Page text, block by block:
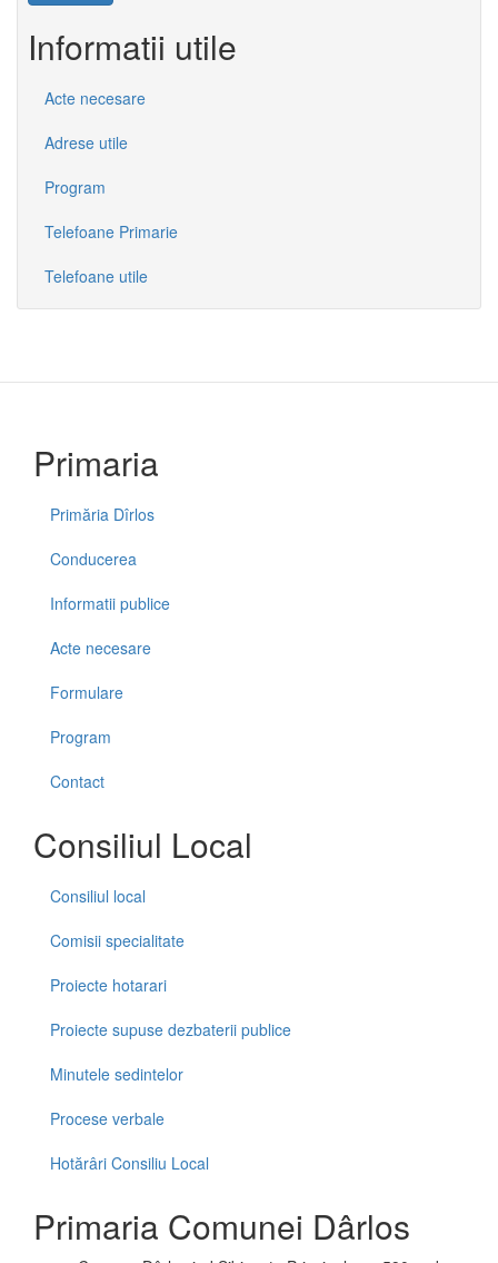
Informatii utile
Acte necesare
Adrese utile
Program
Telefoane Primarie
Telefoane utile
Primaria
Primăria Dîrlos
Conducerea
Informatii publice
Acte necesare
Formulare
Program
Contact
Consiliul Local
Consiliul local
Comisii specialitate
Proiecte hotarari
Proiecte supuse dezbaterii publice
Minutele sedintelor
Procese verbale
Hotărâri Consiliu Local
Primaria Comunei Dârlos